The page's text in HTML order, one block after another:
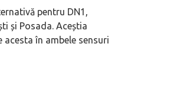
pentru DN1,
și Posada. Aceștia
în ambele sensuri